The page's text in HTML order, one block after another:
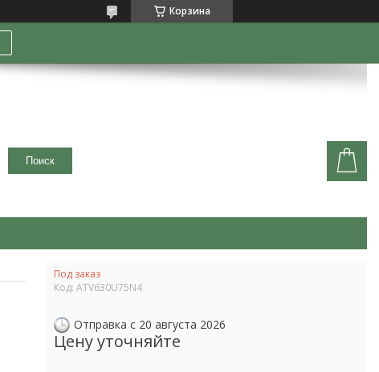
Корзина
Поиск
Под заказ
Код: ATV630U75N4
Отправка с 20 августа 2026
Цену уточняйте